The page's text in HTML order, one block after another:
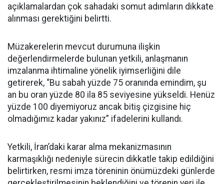
açıklamalardan çok sahadaki somut adımların dikkate
alınması gerektiğini belirtti.
Müzakerelerin mevcut durumuna ilişkin
değerlendirmelerde bulunan yetkili, anlaşmanın
imzalanma ihtimaline yönelik iyimserliğini dile
getirerek, “Bu sabah yüzde 75 oranında emindim, şu
an bu oran yüzde 80 ila 85 seviyesine yükseldi. Henüz
yüzde 100 diyemiyoruz ancak bitiş çizgisine hiç
olmadığımız kadar yakınız” ifadelerini kullandı.
Yetkili, İran’daki karar alma mekanizmasının
karmaşıklığı nedeniyle sürecin dikkatle takip edildiğini
belirtirken, resmi imza töreninin önümüzdeki günlerde